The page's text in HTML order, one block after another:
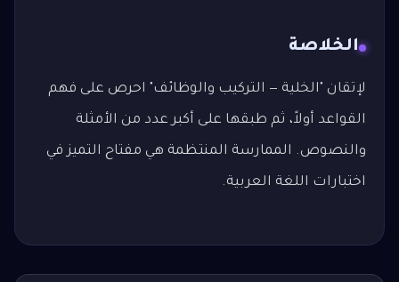
الخلاصة
لإتقان "الخلية — التركيب والوظائف" احرص على فهم
القواعد أولاً، ثم طبقها على أكبر عدد من الأمثلة
والنصوص. الممارسة المنتظمة هي مفتاح التميز في
اختبارات اللغة العربية.